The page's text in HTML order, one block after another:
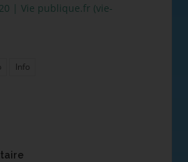
| Vie publique.fr (vie-
Info